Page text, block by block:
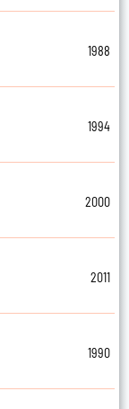
1988
1994
2000
2011
1990